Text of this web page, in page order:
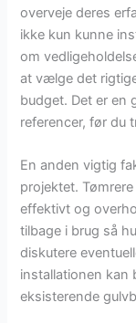
overveje deres
ikke kun kunne
om
at vælge det
budget. Det er en
referencer, før du
En anden vigtig
projektet.
effektivt og
tilbage i brug så
diskutere
installationen kan
eksisterende